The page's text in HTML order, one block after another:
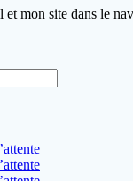
mon site dans le